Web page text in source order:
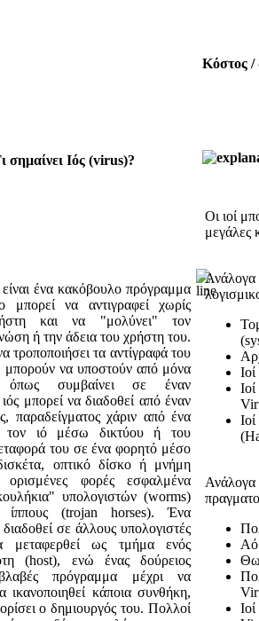
Κόστος
σημαίνει Ιός (virus)?
ένα κακόβουλο πρόγραμμα
μπορεί να αντιγραφεί χωρίς
και να "μολύνει" τον
ή την άδεια του χρήστη του.
τροποποιήσει τα αντίγραφά του
μπορούν να υποστούν από μόνα
όπως συμβαίνει σε έναν
μπορεί να διαδοθεί από έναν
παραδείγματος χάριν από ένα
τον ιό μέσω δικτύου ή του
του σε ένα φορητό μέσο
οπτικό δίσκο ή μνήμη
φορές εσφαλμένα
υπολογιστών (worms)
ίππους (trojan horses). Ένα
σε άλλους υπολογιστές
μεταφερθεί ως τμήμα ενός
(host), ενώ ένας δούρειος
πρόγραμμα μέχρι να
ικανοποιηθεί κάποια συνθήκη,
ο δημιουργός του. Πολλοί
Οι ιοί
μεγάλες
Ανάλογα
Ανάλογα